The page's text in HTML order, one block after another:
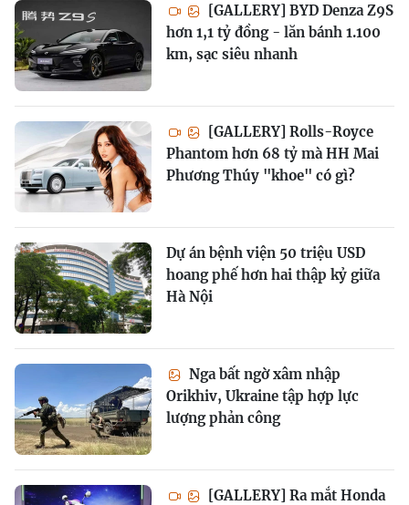
[GALLERY] BYD Denza Z9S
hơn 1,1 tỷ đồng - lăn bánh 1.100
km, sạc siêu nhanh
[GALLERY] Rolls-Royce
Phantom hơn 68 tỷ mà HH Mai
Phương Thúy "khoe" có gì?
Dự án bệnh viện 50 triệu USD
hoang phế hơn hai thập kỷ giữa
Hà Nội
Nga bất ngờ xâm nhập
Orikhiv, Ukraine tập hợp lực
lượng phản công
[GALLERY] Ra mắt Honda